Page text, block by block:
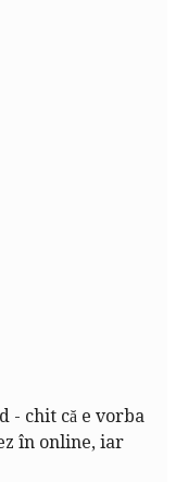
- chit că e vorba
în online, iar